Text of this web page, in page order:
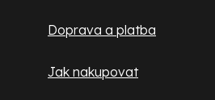
Doprava a platba
Jak nakupovat